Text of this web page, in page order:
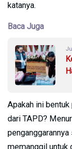
katanya.
Baca Juga
Apakah ini
dari TAPD?
memanggil untuk